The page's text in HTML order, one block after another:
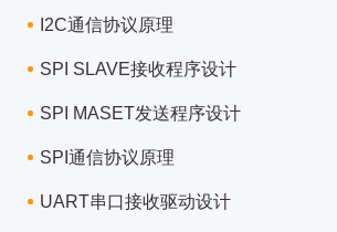
I2C通信协议原理
SPI SLAVE接收程序设计
SPI MASET发送程序设计
SPI通信协议原理
UART串口接收驱动设计